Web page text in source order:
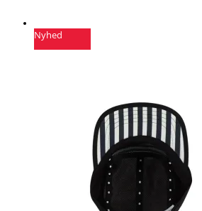
Nyhed